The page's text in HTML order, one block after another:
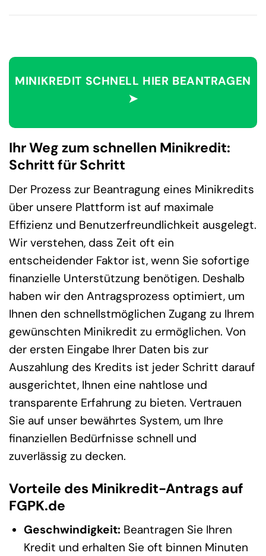
MINIKREDIT SCHNELL HIER BEANTRAGEN
➤
Ihr Weg zum schnellen Minikredit:
Schritt für Schritt
Der Prozess zur Beantragung eines Minikredits
über unsere Plattform ist auf maximale
Effizienz und Benutzerfreundlichkeit ausgelegt.
Wir verstehen, dass Zeit oft ein
entscheidender Faktor ist, wenn Sie sofortige
finanzielle Unterstützung benötigen. Deshalb
haben wir den Antragsprozess optimiert, um
Ihnen den schnellstmöglichen Zugang zu Ihrem
gewünschten Minikredit zu ermöglichen. Von
der ersten Eingabe Ihrer Daten bis zur
Auszahlung des Kredits ist jeder Schritt darauf
ausgerichtet, Ihnen eine nahtlose und
transparente Erfahrung zu bieten. Vertrauen
Sie auf unser bewährtes System, um Ihre
finanziellen Bedürfnisse schnell und
zuverlässig zu decken.
Vorteile des Minikredit-Antrags auf
FGPK.de
Geschwindigkeit: Beantragen Sie Ihren
Kredit und erhalten Sie oft binnen Minuten